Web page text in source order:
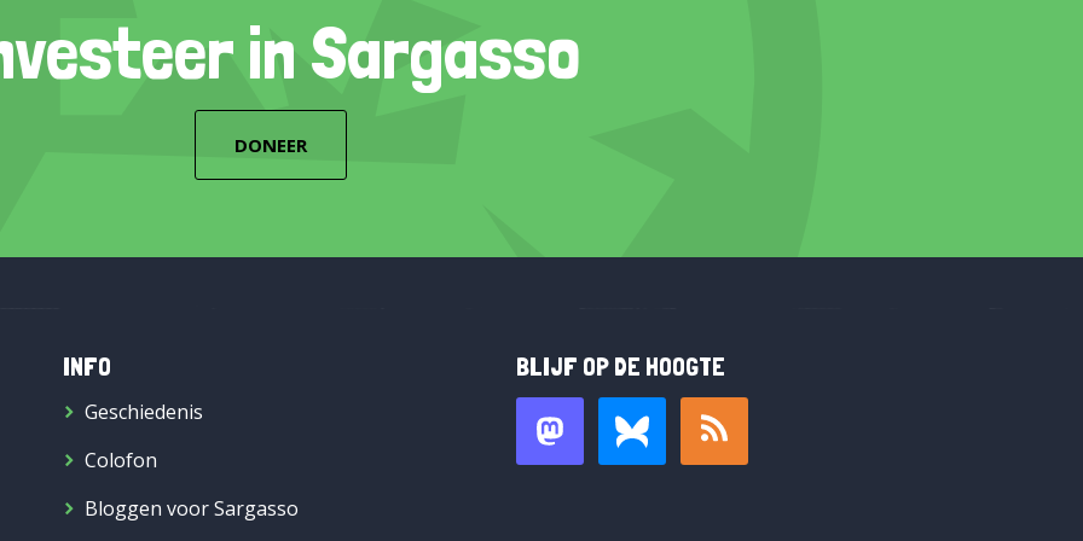
in Sargasso
DONEER
INFO
Geschiedenis
Colofon
Bloggen voor Sargasso
BLIJF OP DE HOOGTE